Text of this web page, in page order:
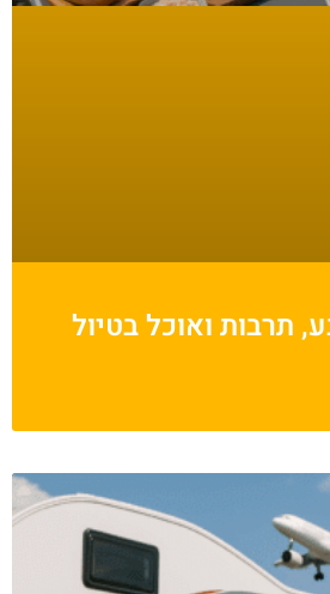
תרבות ואוכל בטיול